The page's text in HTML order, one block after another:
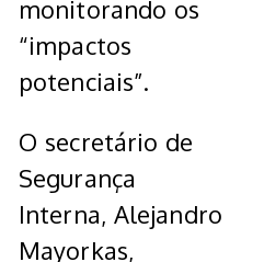
monitorando os
“impactos
potenciais”.
O secretário de
Segurança
Interna, Alejandro
Mayorkas,